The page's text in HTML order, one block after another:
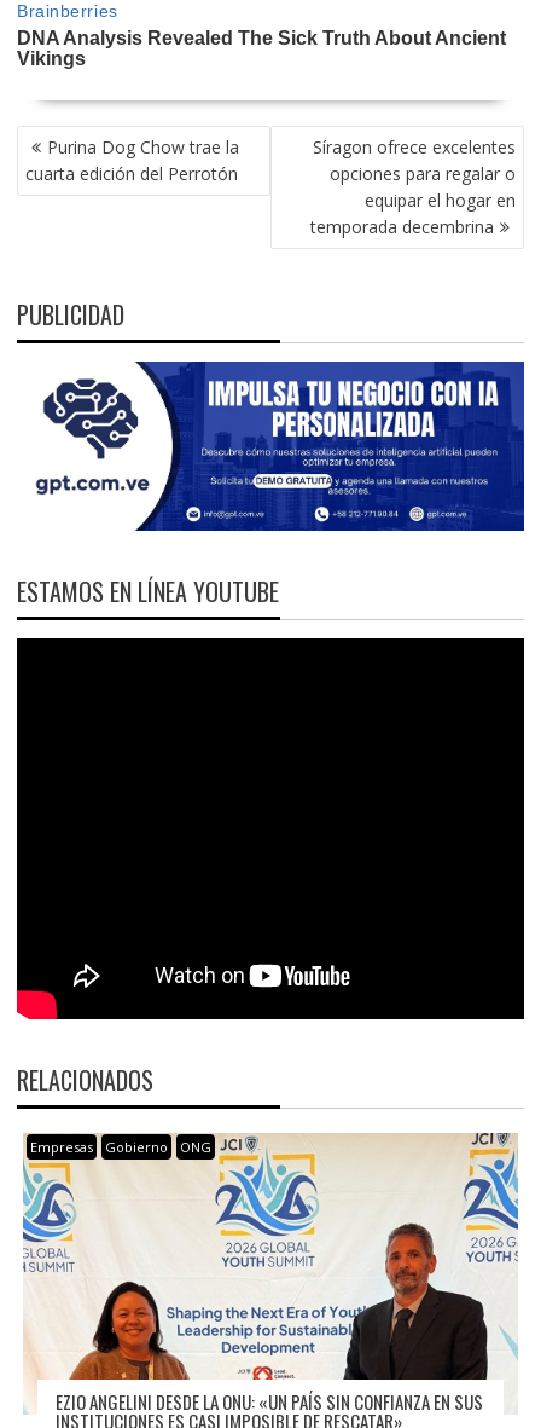
NAVEGACIÓN
DE
ENTRADAS
Purina Dog Chow trae la
cuarta edición del Perrotón
Síragon ofrece excelentes
opciones para regalar o
equipar el hogar en
temporada decembrina
PUBLICIDAD
ESTAMOS EN LÍNEA YOUTUBE
RELACIONADOS
Empresas Gobierno ONG
EZIO ANGELINI DESDE LA ONU: «UN PAÍS SIN CONFIANZA EN SUS
INSTITUCIONES ES CASI IMPOSIBLE DE RESCATAR»